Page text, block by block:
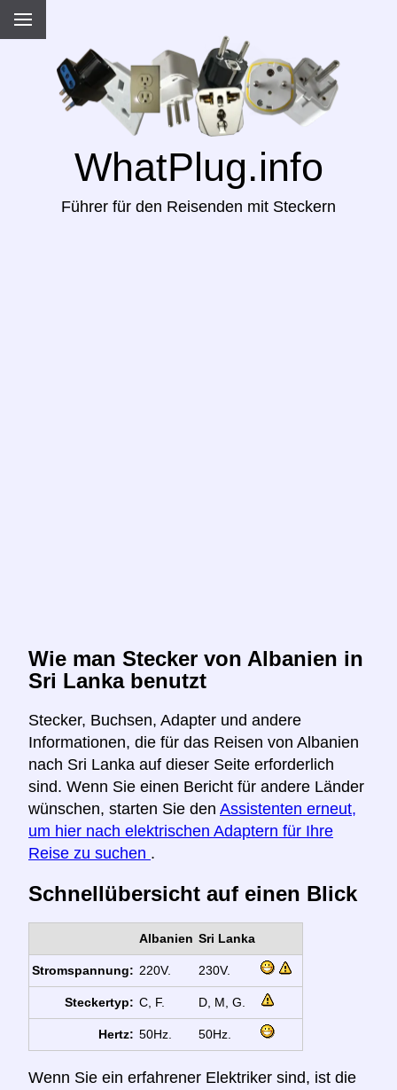
WhatPlug.info
Führer für den Reisenden mit Steckern
Wie man Stecker von Albanien in
Sri Lanka benutzt
Stecker, Buchsen, Adapter und andere
Informationen, die für das Reisen von Albanien
nach Sri Lanka auf dieser Seite erforderlich
sind. Wenn Sie einen Bericht für andere Länder
wünschen, starten Sie den Assistenten erneut,
um hier nach elektrischen Adaptern für Ihre
Reise zu suchen .
Schnellübersicht auf einen Blick
Albanien Sri Lanka
Stromspannung: 220V. 230V.
Steckertyp: C, F. D, M, G.
Hertz: 50Hz. 50Hz.
Wenn Sie ein erfahrener Elektriker sind, ist die